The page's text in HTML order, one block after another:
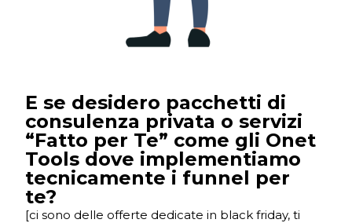
E se desidero pacchetti di
consulenza privata o servizi
“Fatto per Te” come gli Onet
Tools dove implementiamo
tecnicamente i funnel per
te?
[ci sono delle offerte dedicate in black friday, ti